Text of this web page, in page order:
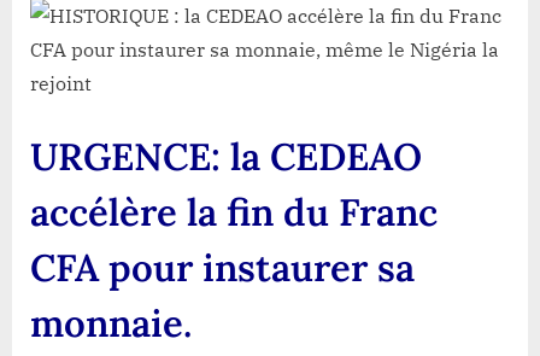
la
du
CFA
instaurer
URGENCE: la CEDEAO
accélère la fin du Franc
CFA pour instaurer sa
monnaie.